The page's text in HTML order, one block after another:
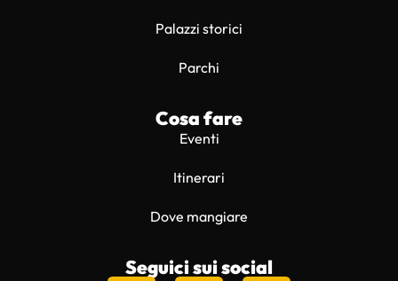
Palazzi storici
Parchi
Cosa fare
Eventi
Itinerari
Dove mangiare
Seguici sui social